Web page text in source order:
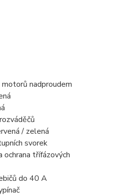
nadproudem
/ zelená
svorek
ochrana třífázových
do 40 A